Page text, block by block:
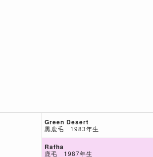
Green Desert
黒鹿毛 1983年生
Rafha
鹿毛 1987年生